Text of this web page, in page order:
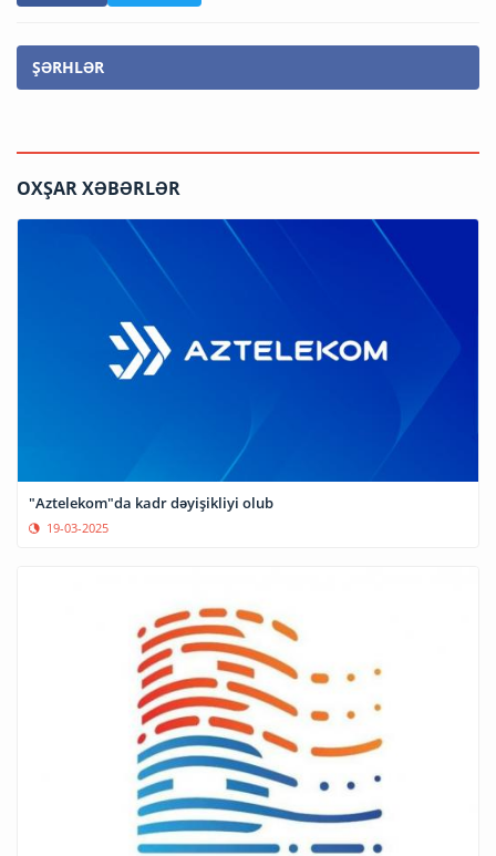
ŞƏRHLƏR
OXŞAR XƏBƏRLƏR
"Aztelekom"da kadr dəyişikliyi olub
19-03-2025